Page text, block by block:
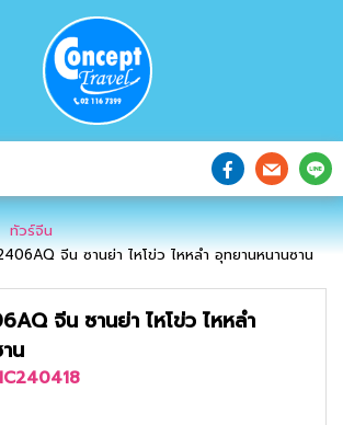
ทัวร์จีน
จีน ซานย่า ไหโข่ว ไหหลำ อุทยานหนานซาน
จีน ซานย่า ไหโข่ว ไหหลำ
น